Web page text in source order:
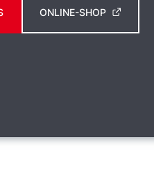
ONLINE-SHOP